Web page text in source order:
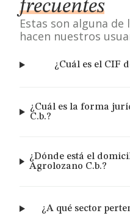
frecuentes
Estas son alguna
hacen nuestros
¿Cuál es el CIF
¿Cuál es la forma
C.b.?
¿Dónde está el
Agrolozano C.b.?
¿A qué sector